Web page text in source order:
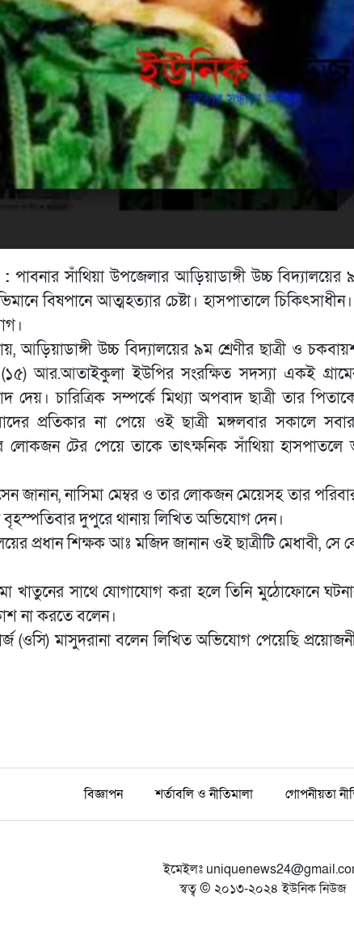
: পাবনার সাঁথিয়া উপজেলার আড়িয়াডাঙ্গী উচ্চ বিদ্যালয়ের
বিষপানে আত্মহত্যার চেষ্টা। হাসপাতালে চিকিৎসাধীন।
আড়িয়াডাঙ্গী উচ্চ বিদ্যালয়ের ৯ম শ্রেণীর ছাত্রী ও
আর.আতাইকুলা ইউপির সংরক্ষিত সদস্যা একই
চারিত্রিক সম্পর্কে মিথ্যা অপবাদ ছাত্রী তার
প্রতিকার না পেয়ে ওই ছাত্রী মঙ্গলবার সকালে
লোকজন টের পেয়ে তাকে তাৎক্ষনিক সাঁথিয়া হাসপাতলে
জানান, নাসিমা মেম্বর ও তার লোকজন মেয়েসহ তার
দুপুরে থানায় লিখিত অভিযোগ দেন।
প্রধান শিক্ষক আঃ মজিদ জানান ওই ছাত্রীটি মেধাবী, সে
খাতুনের সাথে যোগাযোগ করা হলে তিনি মুঠোফোনে
না করতে বলেন।
(ওসি) মাসুদরানা বলেন লিখিত অভিযোগ পেয়েছি
বিজ্ঞাপন শর্তাবলি ও নীতিমালা গোপনীয়তা
ইমেইলঃ
স্বত্ব © ২০১৩-২০২৪ ইউনিক নিউজ